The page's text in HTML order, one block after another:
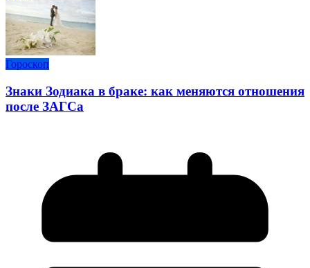
Гороскоп
Знаки Зодиака в браке: как меняются отношения
после ЗАГСа